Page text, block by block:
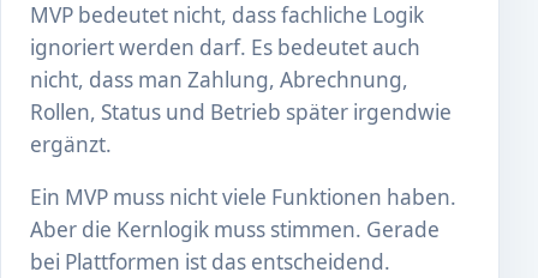
MVP bedeutet nicht, dass fachliche Logik
ignoriert werden darf. Es bedeutet auch
nicht, dass man Zahlung, Abrechnung,
Rollen, Status und Betrieb später irgendwie
ergänzt.
Ein MVP muss nicht viele Funktionen haben.
Aber die Kernlogik muss stimmen. Gerade
bei Plattformen ist das entscheidend.